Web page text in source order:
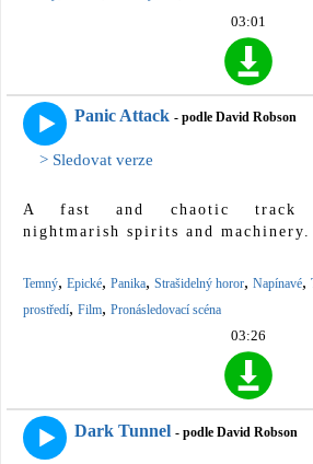
03:01
Panic Attack - podle David Robson
> Sledovat verze
A fast and chaotic track
nightmarish spirits and machinery.
Temný, Epické, Panika, Strašidelný horor, Napínavé,
prostředí, Film, Pronásledovací scéna
03:26
Dark Tunnel - podle David Robson